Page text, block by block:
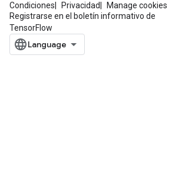
Condiciones Privacidad
Manage cookies
Registrarse en el boletín informativo de
TensorFlow